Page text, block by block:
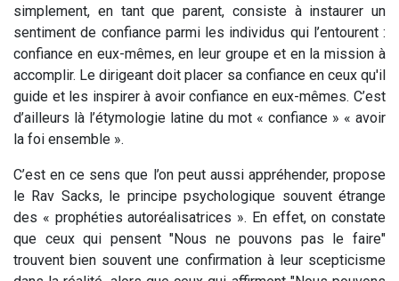
simplement, en tant que parent, consiste à instaurer un
sentiment de confiance parmi les individus qui l’entourent :
confiance en eux-mêmes, en leur groupe et en la mission à
accomplir. Le dirigeant doit placer sa confiance en ceux qu'il
guide et les inspirer à avoir confiance en eux-mêmes. C’est
d’ailleurs là l’étymologie latine du mot « confiance » « avoir
la foi ensemble ».
C’est en ce sens que l’on peut aussi appréhender, propose
le Rav Sacks, le principe psychologique souvent étrange
des « prophéties autoréalisatrices ». En effet, on constate
que ceux qui pensent "Nous ne pouvons pas le faire"
trouvent bien souvent une confirmation à leur scepticisme